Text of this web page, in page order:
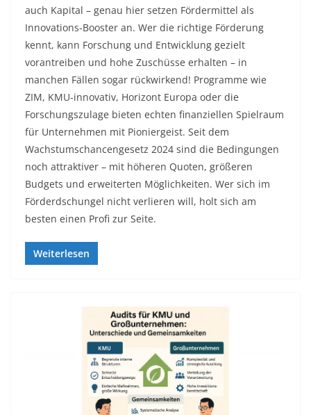
auch Kapital – genau hier setzen Fördermittel als
Innovations-Booster an. Wer die richtige Förderung
kennt, kann Forschung und Entwicklung gezielt
vorantreiben und hohe Zuschüsse erhalten – in
manchen Fällen sogar rückwirkend! Programme wie
ZIM, KMU-innovativ, Horizont Europa oder die
Forschungszulage bieten echten finanziellen Spielraum
für Unternehmen mit Pioniergeist. Seit dem
Wachstumschancengesetz 2024 sind die Bedingungen
noch attraktiver – mit höheren Quoten, größeren
Budgets und erweiterten Möglichkeiten. Wer sich im
Förderdschungel nicht verlieren will, holt sich am
besten einen Profi zur Seite.
Weiterlesen